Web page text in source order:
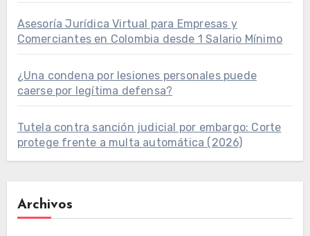
Asesoría Jurídica Virtual para Empresas y
Comerciantes en Colombia desde 1 Salario Mínimo
¿Una condena por lesiones personales puede
caerse por legítima defensa?
Tutela contra sanción judicial por embargo: Corte
protege frente a multa automática (2026)
Archivos